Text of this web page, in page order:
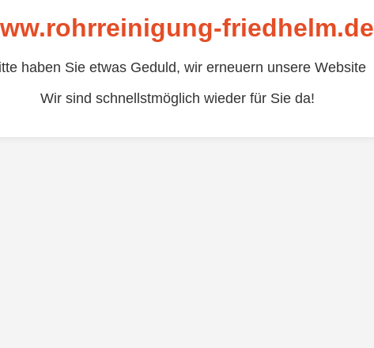
friedhelm.de
haben Sie etwas Geduld, wir erneuern unsere Website
Wir sind schnellstmöglich wieder für Sie da!